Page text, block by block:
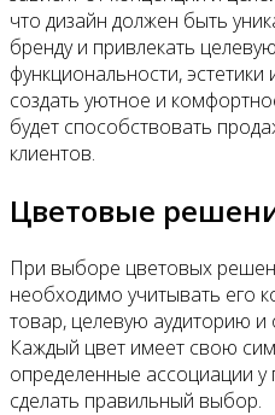
что дизайн должен быть
бренду и привлекать
функциональности,
создать уютное и
будет способствовать
клиентов.
Цветовые
При выборе цветовых
необходимо учитывать его
товар, целевую аудиторию
Каждый цвет имеет свою
определенные ассоциации
сделать правильный выбор.